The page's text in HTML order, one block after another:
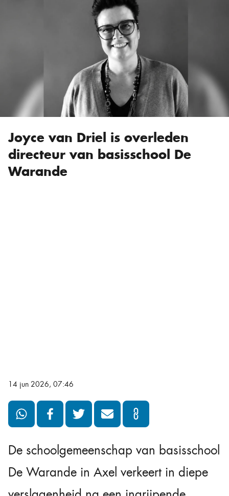
Joyce van Driel is overleden
directeur van basisschool De
Warande
14 jun 2026, 07:46
De schoolgemeenschap van basisschool
De Warande in Axel verkeert in diepe